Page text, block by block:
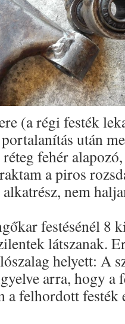
(a régi festék
után
fehér
a piros
nem
festésénél 8
látszanak.
helyett: A
arra, hogy a
a felhordott festék